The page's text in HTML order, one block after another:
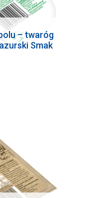
– twaróg
Smak